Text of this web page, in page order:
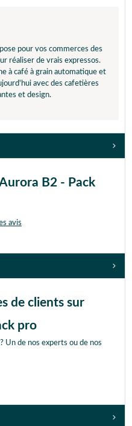
pour vos commerces des
réaliser de vrais expressos.
à café à grain automatique et
avec des cafetières
et design.
B2 - Pack
avis
de clients sur
pro
Un de nos experts ou de nos